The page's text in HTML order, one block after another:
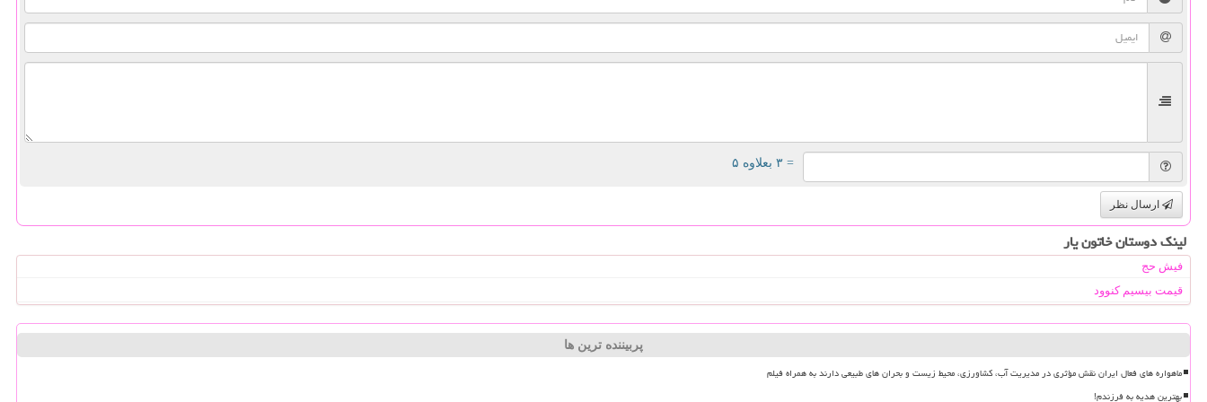
= ۳ بعلاوه ۵
ارسال نظر
لینک دوستان خاتون یار
فیش حج
قیمت بیسیم کنوود
پربیننده ترین ها
ماهواره های فعال ایران نقش مؤثری در مدیریت آب، کشاورزی، محیط زیست و بحران های طبیعی دارند به همراه فیلم
بهترین هدیه به فرزندم!